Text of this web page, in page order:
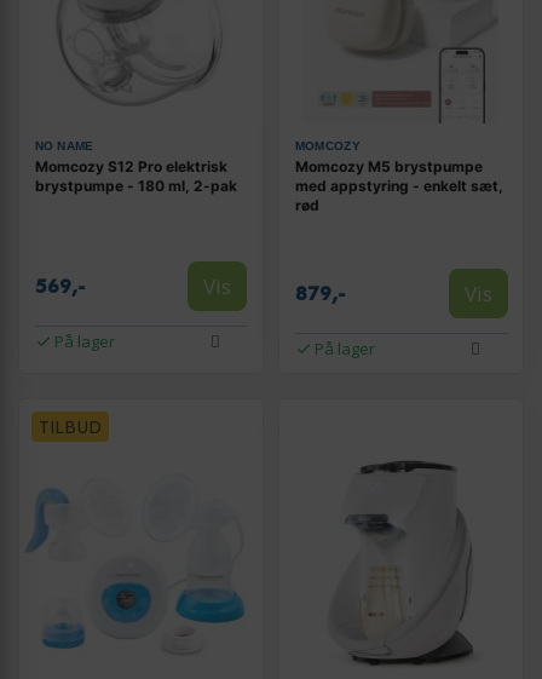
NO NAME
Momcozy S12 Pro elektrisk
brystpumpe - 180 ml, 2-pak
569,- Vis
På lager
MOMCOZY
Momcozy M5 brystpumpe
med appstyring - enkelt sæt,
rød
879,- Vis
På lager
TILBUD